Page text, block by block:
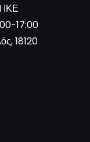
ΙΚΕ
17:00
18120